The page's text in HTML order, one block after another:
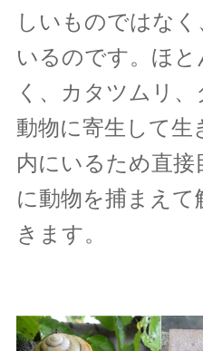
しいものではな
いるのです。ほ
く、カタツムリ
動物に寄生して生
内にいるため直
に動物を捕まえ
きます。